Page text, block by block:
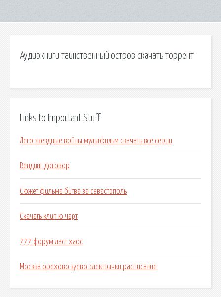
Аудиокниги таинственный остров скачать торрент
Links to Important Stuff
Лего звездные войны мультфильм скачать все серии
Вендинг договор
Сюжет фильма битва за севастополь
Скачать клип ю чарт
777 форум ласт хаос
Москва орехово зуево электрички расписание